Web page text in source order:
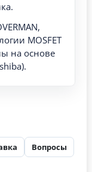
MOSFET
на основе
Вопросы